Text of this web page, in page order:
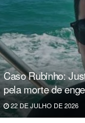
Caso Rubinho:
pela morte de
22 DE JULHO DE 2026